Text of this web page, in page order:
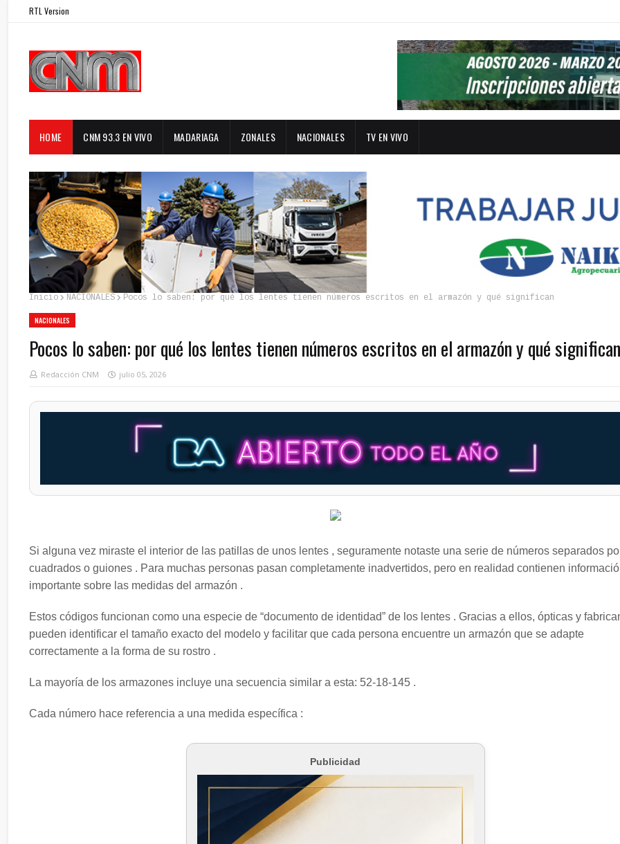
RTL Version
HOME CNM 93.3 EN VIVO MADARIAGA ZONALES NACIONALES TV EN VIVO
Inicio NACIONALES Pocos lo saben: por qué los lentes tienen números escritos en el armazón y qué significan
NACIONALES
Pocos lo saben: por qué los lentes tienen números escritos en el armazón y qué significan
Redacción CNM julio 05, 2026
Si alguna vez miraste el interior de las patillas de unos lentes , seguramente notaste una serie de números separados
cuadrados o guiones . Para muchas personas pasan completamente inadvertidos, pero en realidad contienen
importante sobre las medidas del armazón .
Estos códigos funcionan como una especie de “documento de identidad” de los lentes . Gracias a ellos, ópticas y
pueden identificar el tamaño exacto del modelo y facilitar que cada persona encuentre un armazón que se adapte
correctamente a la forma de su rostro .
La mayoría de los armazones incluye una secuencia similar a esta: 52-18-145 .
Cada número hace referencia a una medida específica :
Publicidad